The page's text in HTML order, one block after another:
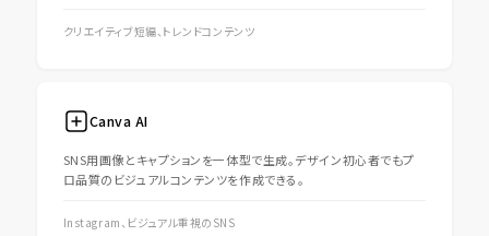
クリエイティブ短編、トレンドコンテンツ
Canva AI
SNS用画像とキャプションを一体型で生成。デザイン初心者でもプ
ロ品質のビジュアルコンテンツを作成できる。
Instagram、ビジュアル重視のSNS